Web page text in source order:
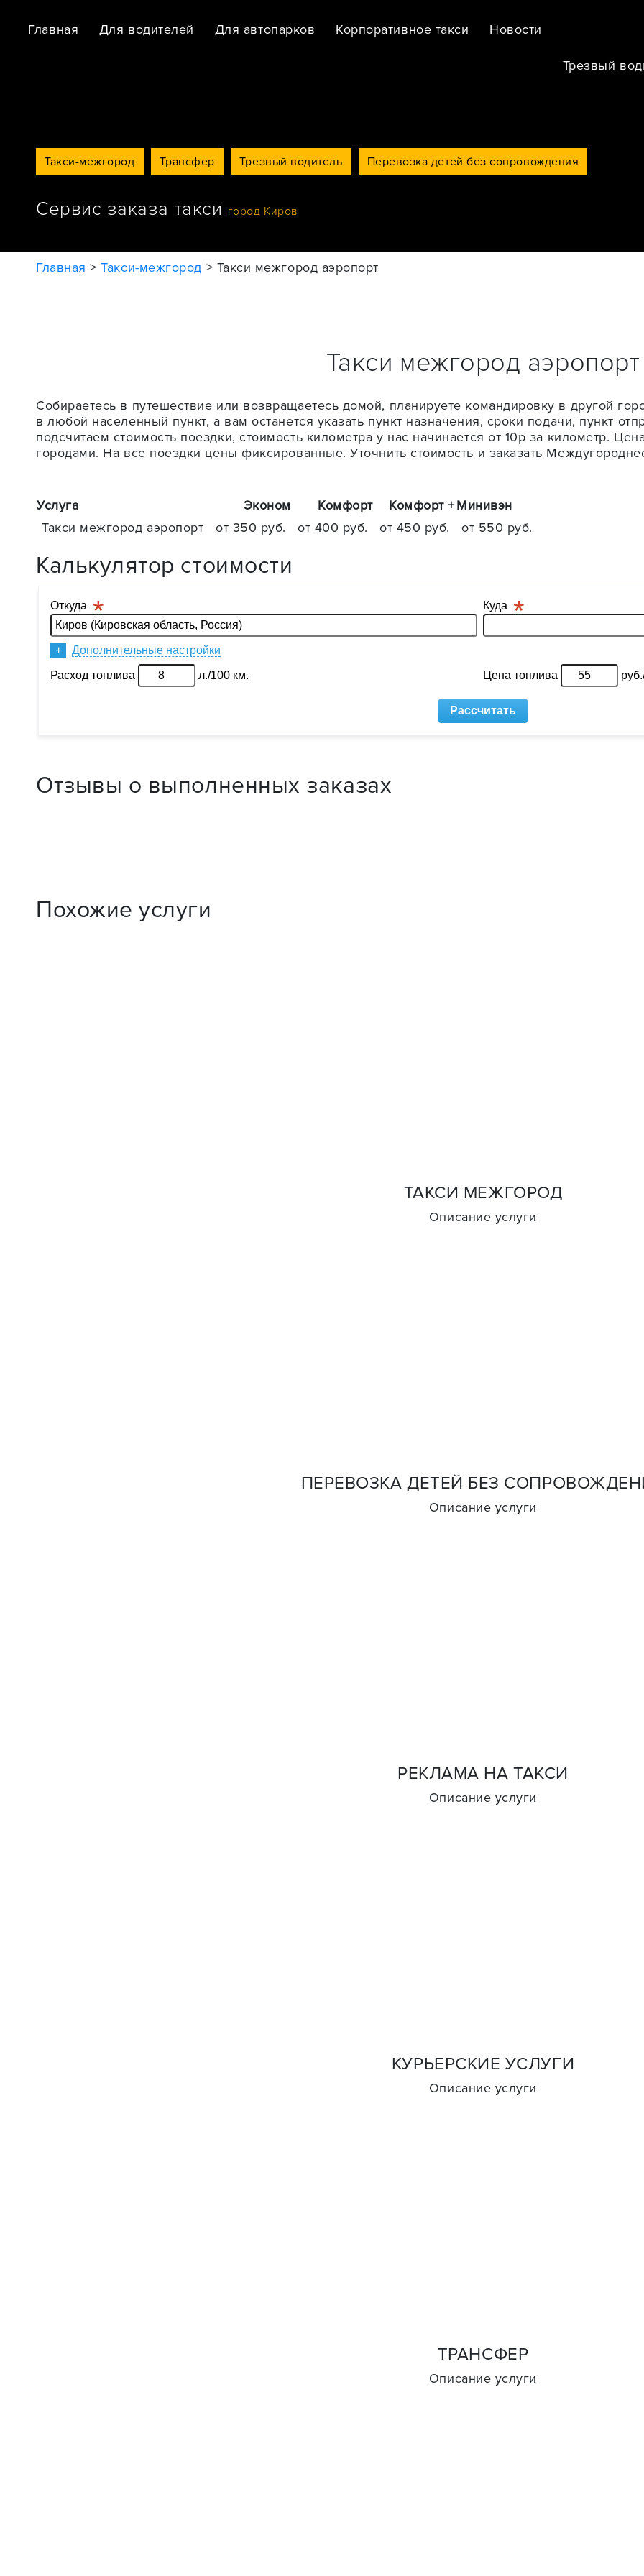
Главная Для водителей Для автопарков Корпоративное такси Новости
Трезвый
Такси-межгород Трансфер Трезвый водитель Перевозка детей без сопровождения
Сервис заказа такси город Киров
Главная >Такси-межгород > Такси межгород аэропорт
Такси межгород аэропорт
Собираетесь в путешествие или возвращаетесь домой, планируете командировку в другой
в любой населенный пункт, а вам останется указать пункт назначения, сроки подачи, пункт
подсчитаем стоимость поездки, стоимость километра у нас начинается от 10р за километр.
городами. На все поездки цены фиксированные. Уточнить стоимость и заказать
Услуга Эконом Комфорт Комфорт +Минивэн
Такси межгород аэропорт
от 350 руб. от 400 руб. от 450 руб. от 550 руб.
Калькулятор стоимости
Отзывы о выполненных заказах
Похожие услуги
ТАКСИ МЕЖГОРОД
Описание услуги
ПЕРЕВОЗКА ДЕТЕЙ БЕЗ
Описание услуги
РЕКЛАМА НА ТАКСИ
Описание услуги
КУРЬЕРСКИЕ УСЛУГИ
Описание услуги
ТРАНСФЕР
Описание услуги